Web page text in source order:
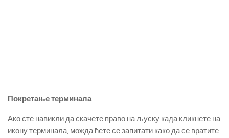
Покретање терминала
Ако сте навикли да скачете право на љуску када кликнете на
икону терминала, можда ћете се запитати како да се вратите